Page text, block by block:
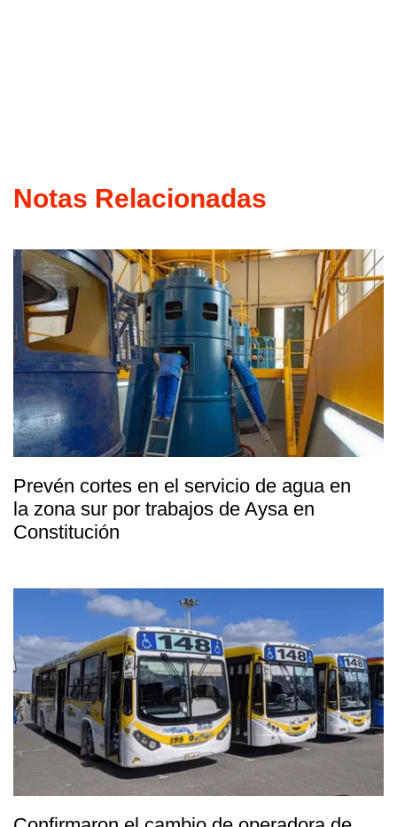
Notas Relacionadas
Prevén cortes en el servicio de agua en
la zona sur por trabajos de Aysa en
Constitución